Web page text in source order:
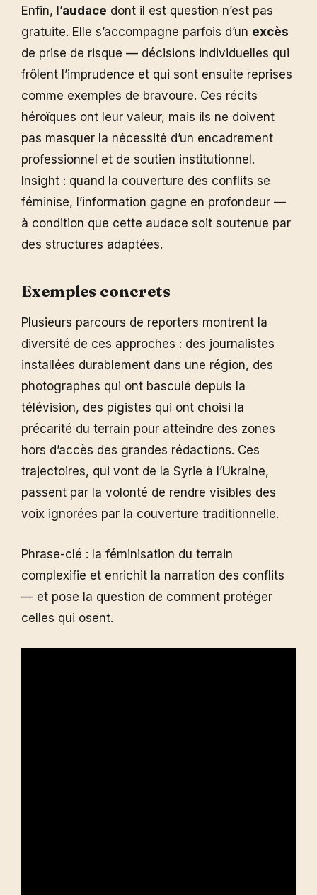
Enfin, l’audace dont il est question n’est pas
gratuite. Elle s’accompagne parfois d’un excès
de prise de risque — décisions individuelles qui
frôlent l’imprudence et qui sont ensuite reprises
comme exemples de bravoure. Ces récits
héroïques ont leur valeur, mais ils ne doivent
pas masquer la nécessité d’un encadrement
professionnel et de soutien institutionnel.
Insight : quand la couverture des conflits se
féminise, l’information gagne en profondeur —
à condition que cette audace soit soutenue par
des structures adaptées.
Exemples concrets
Plusieurs parcours de reporters montrent la
diversité de ces approches : des journalistes
installées durablement dans une région, des
photographes qui ont basculé depuis la
télévision, des pigistes qui ont choisi la
précarité du terrain pour atteindre des zones
hors d’accès des grandes rédactions. Ces
trajectoires, qui vont de la Syrie à l’Ukraine,
passent par la volonté de rendre visibles des
voix ignorées par la couverture traditionnelle.
Phrase-clé : la féminisation du terrain
complexifie et enrichit la narration des conflits
— et pose la question de comment protéger
celles qui osent.